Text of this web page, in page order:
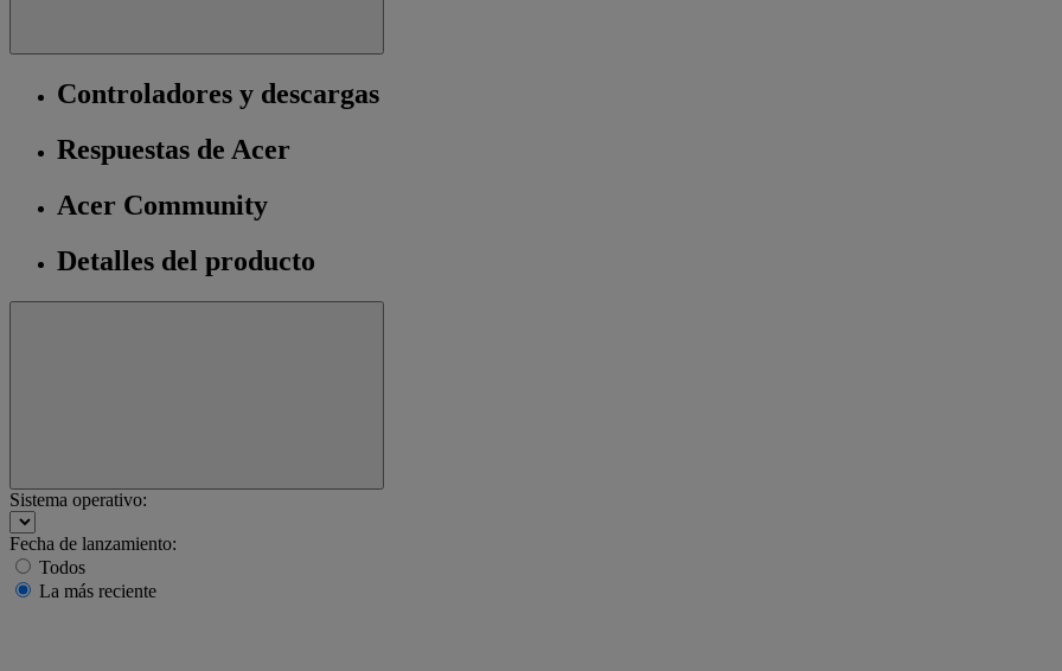
Controladores y descargas
Respuestas de Acer
Acer Community
Detalles del producto
Sistema operativo:
Fecha de lanzamiento:
Todos
La más reciente